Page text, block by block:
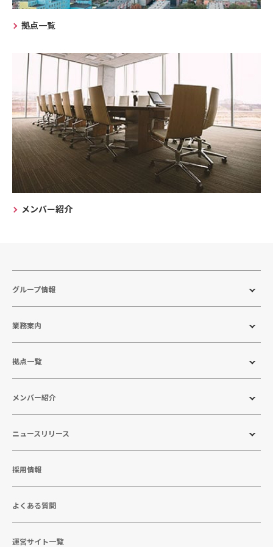
拠点一覧
メンバー紹介
グループ情報
業務案内
拠点一覧
メンバー紹介
ニュースリリース
採用情報
よくある質問
運営サイト一覧